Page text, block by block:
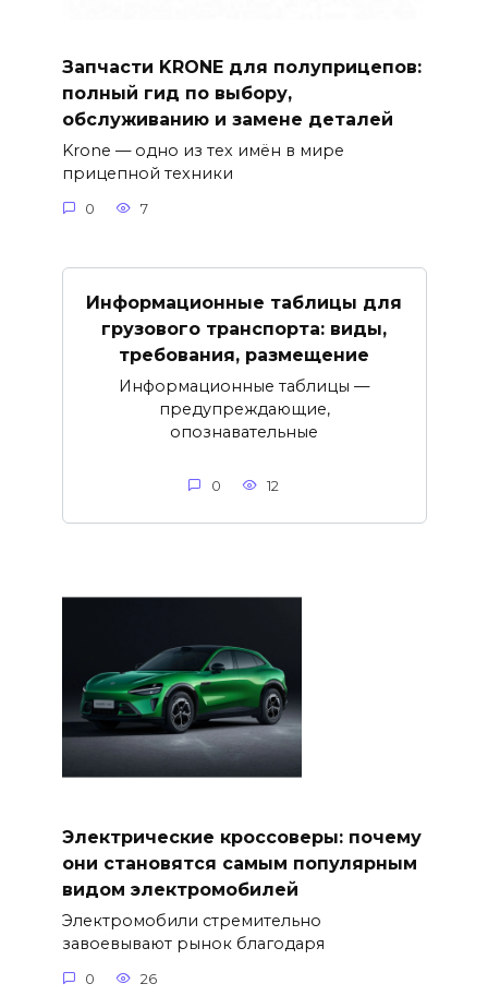
Запчасти KRONE для полуприцепов:
полный гид по выбору,
обслуживанию и замене деталей
Krone — одно из тех имён в мире
прицепной техники
0 7
Информационные таблицы для
грузового транспорта: виды,
требования, размещение
Информационные таблицы —
предупреждающие,
опознавательные
0 12
Электрические кроссоверы: почему
они становятся самым популярным
видом электромобилей
Электромобили стремительно
завоевывают рынок благодаря
0 26